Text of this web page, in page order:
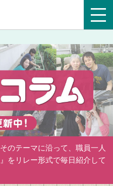
のテーマに沿って、職員一人
をリレー形式で毎日紹介して